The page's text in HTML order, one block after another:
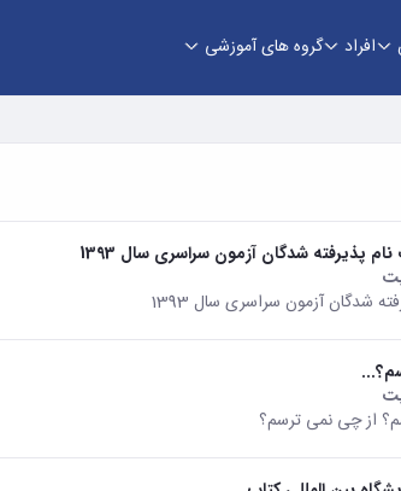
افراد گروه های آموزشی
پذیرفته شدگان آزمون سراسری سال 1393
شدگان آزمون سراسری سال 1393
از چی نمی ترسم؟